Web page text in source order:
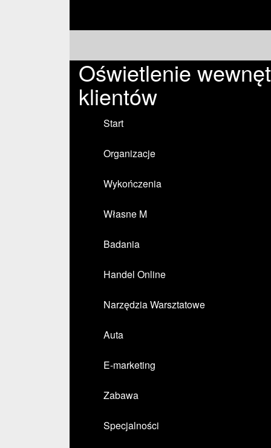
Oświetlenie
klientów
Start
Organizacje
Wykończenia
Własne M
Badania
Handel Online
Narzędzia Warsztatowe
Auta
E-marketing
Zabawa
Specjalności